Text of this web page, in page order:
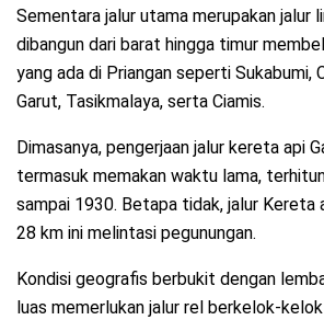
Sementara jalur utama merupakan jalur
dibangun dari barat hingga timur
yang ada di Priangan seperti Sukabumi,
Garut, Tasikmalaya, serta Ciamis.
Dimasanya, pengerjaan jalur kereta api
termasuk memakan waktu lama,
sampai 1930. Betapa tidak, jalur Kereta
28 km ini melintasi pegunungan.
Kondisi geografis berbukit dengan
luas memerlukan jalur rel berkelok-